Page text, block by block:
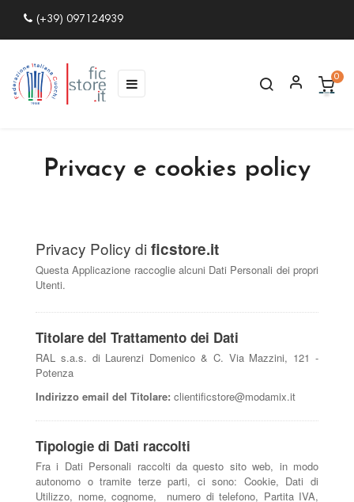
(+39) 097124939
navigazione
Toggle
☰ 0
Privacy e cookies policy
Privacy Policy di ficstore.it
Questa Applicazione raccoglie alcuni Dati Personali dei propri
Utenti.
Titolare del Trattamento dei Dati
RAL s.a.s. di Laurenzi Domenico & C. Via Mazzini, 121 -
Potenza
Indirizzo email del Titolare: clientificstore@modamix.it
Tipologie di Dati raccolti
Fra i Dati Personali raccolti da questo sito web, in modo
autonomo o tramite terze parti, ci sono: Cookie, Dati di
Utilizzo, nome, cognome, numero di telefono, Partita IVA,